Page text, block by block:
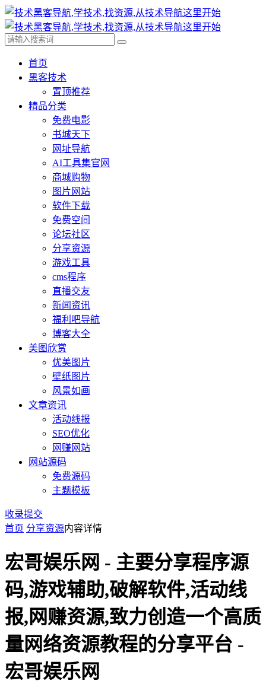
首页
黑客技术
置顶推荐
精品分类
免费电影
书城天下
网址导航
AI工具集官网
商城购物
图片网站
软件下载
免费空间
论坛社区
分享资源
游戏工具
cms程序
直播交友
新闻资讯
福利吧导航
博客大全
美图欣赏
优美图片
壁纸图片
风景如画
文章资讯
活动线报
SEO优化
网赚网站
网站源码
免费源码
主题模板
收录提交
首页 分享资源内容详情
宏哥娱乐网 - 主要分享程序源
码,游戏辅助,破解软件,活动线
报,网赚资源,致力创造一个高质
量网络资源教程的分享平台 -
宏哥娱乐网